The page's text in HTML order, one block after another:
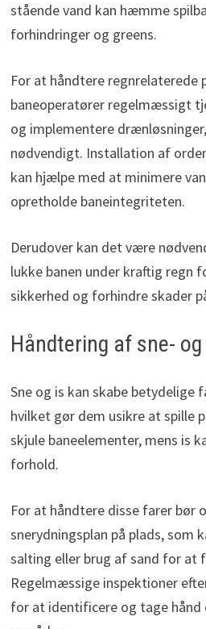
stående vand kan hæmme
forhindringer og greens.
For at håndtere regnrelaterede
baneoperatører regelmæssigt
og implementere
nødvendigt. Installation af
kan hjælpe med at minimere
opretholde baneintegriteten.
Derudover kan det være
lukke banen under kraftig regn
sikkerhed og forhindre skader
Håndtering af sne-
Sne og is kan skabe betydelige
hvilket gør dem usikre at spille
skjule baneelementer, mens is
forhold.
For at håndtere disse farer bør
snerydningsplan på plads, som
salting eller brug af sand for
Regelmæssige inspektioner
for at identificere og tage hånd